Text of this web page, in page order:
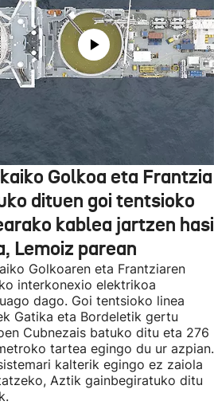
Golkoa eta Frantzia
dituen goi tentsioko
kablea jartzen hasi
Lemoiz parean
Golkoaren eta Frantziaren
interkonexio elektrikoa
dago. Goi tentsioko linea
Gatika eta Bordeletik gertu
Cubnezais batuko ditu eta 276
tartea egingo du ur azpian.
kalterik egingo ez zaiola
Aztik gainbegiratuko ditu